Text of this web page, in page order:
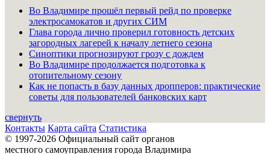
Во Владимире прошёл первый рейд по проверке
электросамокатов и других СИМ
Глава города лично проверил готовность детских
загородных лагерей к началу летнего сезона
Синоптики прогнозируют грозу с дождем
Во Владимире продолжается подготовка к
отопительному сезону
Как не попасть в базу данных дропперов: практические
советы для пользователей банковских карт
свернуть
Контакты Карта сайта Статистика
© 1997-2026 Официальный сайт органов
местного самоуправления города Владимира